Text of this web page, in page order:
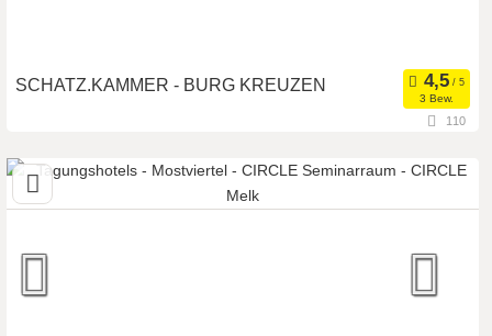
SCHATZ.KAMMER - BURG KREUZEN
3 Bew.
Seminarhotel
Tagungsstätte
Seminarteilnehmer:
110